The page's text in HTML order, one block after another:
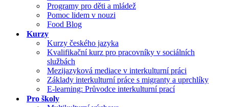
Programy pro děti a mládež
Pomoc lidem v nouzi
Food Blog
Kurzy
Kurzy českého jazyka
Kvalifikační kurz pro pracovníky v sociálních
službách
Mezijazyková mediace v interkulturní práci
Základy interkulturní práce s migranty a uprchlíky
E-learning: Průvodce interkulturní prací
Pro školy